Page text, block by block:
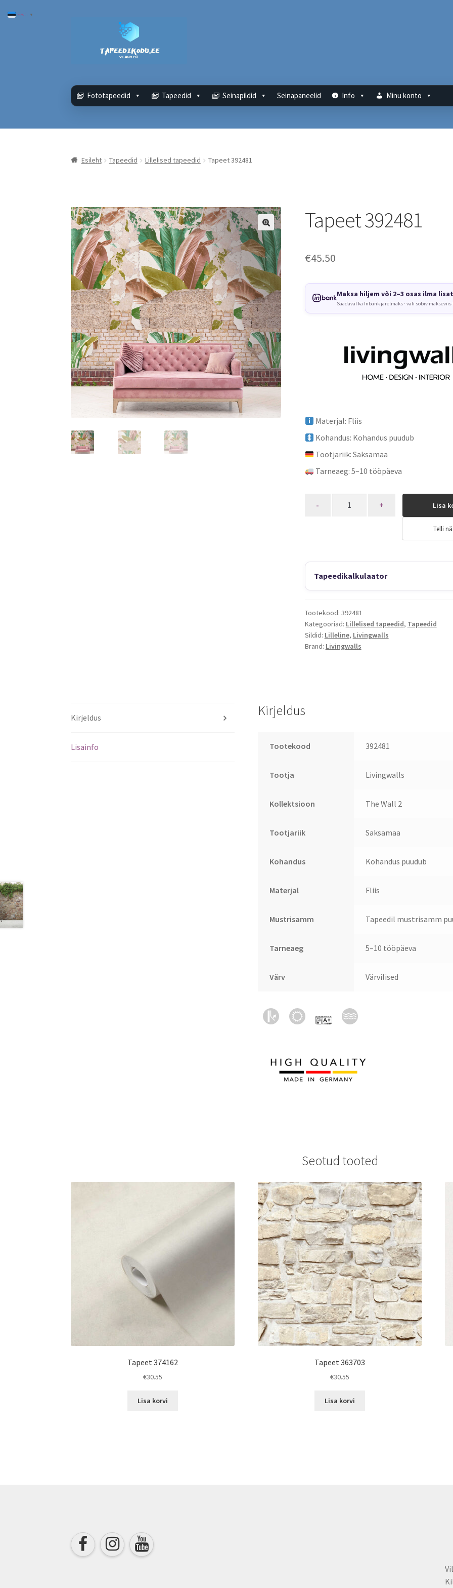
navigeerimisele
Fototapeedid Tapeedid Seinapildid Seinapaneelid Info Minu konto
Esileht Tapeedid Lillelised tapeedid Tapeet 392481
Tapeet 392481
€45.50
Maksa hiljem või 2–3 osas ilma
Saadaval ka Inbank järelmaks · vali sobiv makseviis
Materjal: Fliis
Kohandus: Kohandus puudub
Tootjariik: Saksamaa
Tarneaeg: 5–10 tööpäeva
Lisa
Telli
Tapeedikalkulaator
Tootekood: 392481
Kategooriad: Lillelised tapeedid, Tapeedid
Sildid: Lilleline, Livingwalls
Brand: Livingwalls
Kirjeldus
Lisainfo
Kirjeldus
Tootekood 392481
Tootja Livingwalls
Kollektsioon The Wall 2
Tootjariik Saksamaa
Kohandus Kohandus puudub
Materjal Fliis
Mustrisamm Tapeedil mustrisamm
Tarneaeg 5–10 tööpäeva
Värv Värvilised
Seotud tooted
Tapeet 374162
€30.55
Lisa korvi
Tapeet 363703
€30.55
Lisa korvi
Eesti ▼